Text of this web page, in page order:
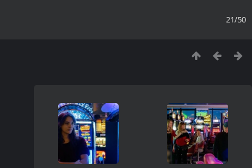
21/50